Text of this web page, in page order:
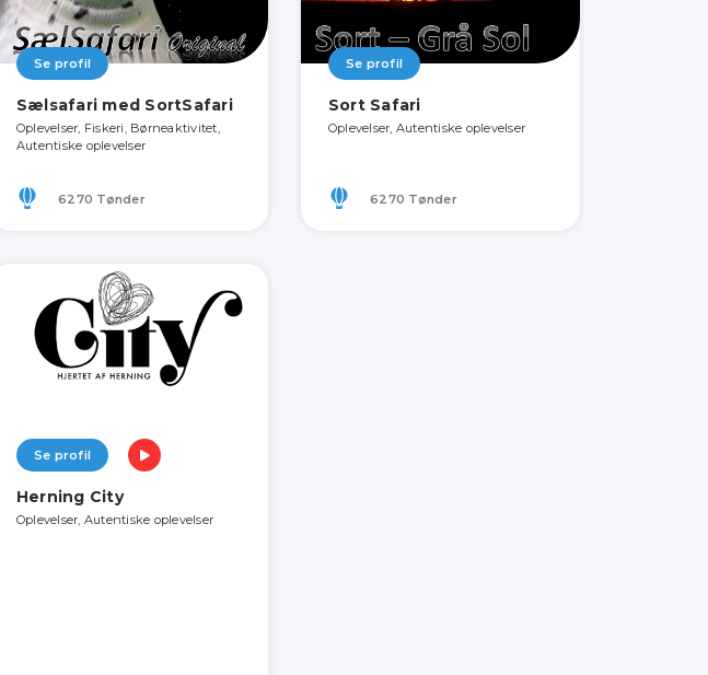
Se profil
Sælsafari med SortSafari
Oplevelser, Fiskeri, Børneaktivitet,
Autentiske oplevelser
6270 Tønder
Se profil
Sort Safari
Oplevelser, Autentiske oplevelser
6270 Tønder
Se profil
Herning City
Oplevelser, Autentiske oplevelser